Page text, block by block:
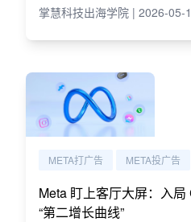
掌慧科技出海学院 | 2026-05-
META打广告 META投广告
Meta 盯上客厅大屏：入
“第二增长曲线”